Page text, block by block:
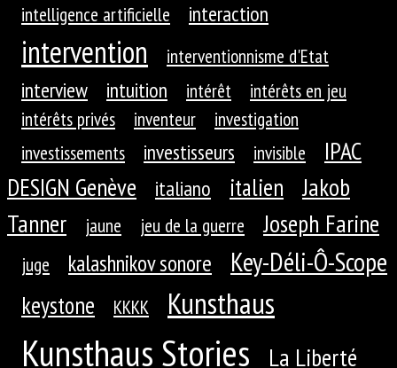
intelligence artificielle
interaction
intervention interventionnisme d'Etat
interview intuition intérêt
intérêts en jeu
intérêts privés
inventeur
investigation
investissements
investisseurs invisible
IPAC
DESIGN Genève
italiano italien
Jakob
Tanner
jaune jeu de la guerre Joseph Farine
juge kalashnikov sonore Key-Déli-Ô-Scope
keystone KKKK Kunsthaus
Kunsthaus Stories La Liberté